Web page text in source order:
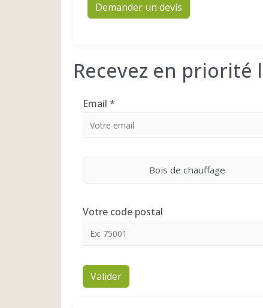
Demander un devis
Recevez en priorité
Email *
Bois de chauffage
Votre code postal
Valider